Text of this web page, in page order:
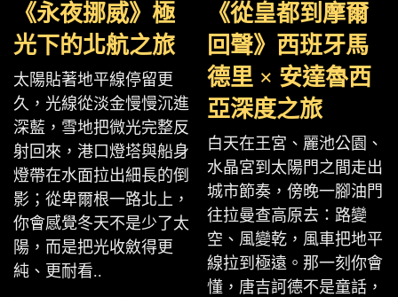
《永夜挪威》極
光下的北航之旅
太陽貼著地平線停留更
久，光線從淡金慢慢沉進
深藍，雪地把微光完整反
射回來，港口燈塔與船身
燈帶在水面拉出細長的倒
影；從卑爾根一路北上，
你會感覺冬天不是少了太
陽，而是把光收斂得更
純、更耐看..
《從皇都到摩爾
回聲》西班牙馬
德里 × 安達魯西
亞深度之旅
白天在王宮、麗池公園、
水晶宮到太陽門之間走出
城市節奏，傍晚一腳油門
往拉曼查高原去：路變
空、風變乾，風車把地平
線拉到極遠。那一刻你會
懂，唐吉訶德不是童話，